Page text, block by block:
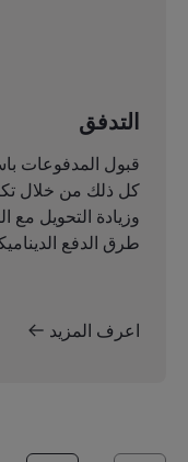
التدفق
قبول المدفوعات
كل ذلك من خلال
وزيادة التحويل
طرق الدفع
اعرف المزيد